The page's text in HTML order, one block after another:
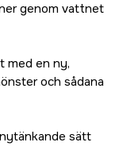
genom vattnet
med en ny,
och sådana
sätt